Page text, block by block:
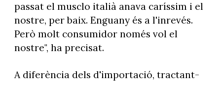
passat el musclo italià anava caríssim i el
nostre, per baix. Enguany és a l'inrevés.
Però molt consumidor només vol el
nostre", ha precisat.
A diferència dels d'importació, tractant-